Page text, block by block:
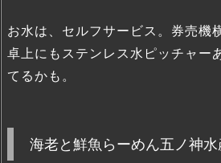
お水は、セルフサービス。券売機
卓上にもステンレス水ピッチャー
てるかも。
海老と鮮魚らーめん五ノ神